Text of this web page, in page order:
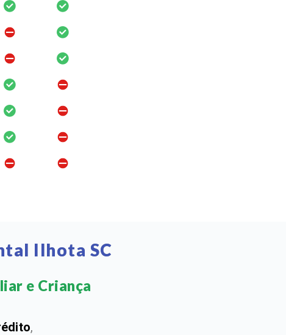
Ilhota SC
e Criança​
,